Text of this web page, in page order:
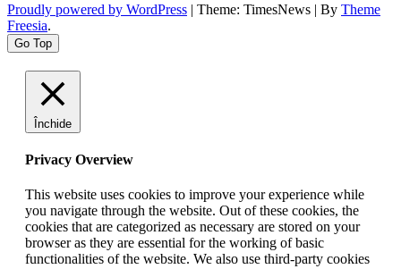
Proudly powered by WordPress | Theme: TimesNews | By Theme
Freesia.
Go Top
Închide
Privacy Overview
This website uses cookies to improve your experience while
you navigate through the website. Out of these cookies, the
cookies that are categorized as necessary are stored on your
browser as they are essential for the working of basic
functionalities of the website. We also use third-party cookies